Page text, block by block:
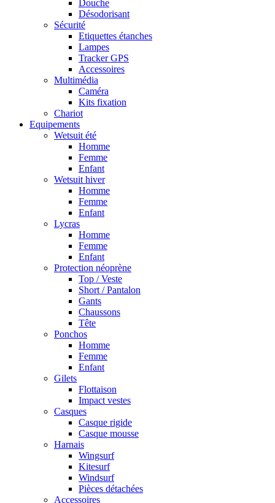
Douche
Désodorisant
Sécurité
Etiquettes étanches
Lampes
Tracker GPS
Accessoires
Multimédia
Caméra
Kits fixation
Chariot
Equipements
Wetsuit été
Homme
Femme
Enfant
Wetsuit hiver
Homme
Femme
Enfant
Lycras
Homme
Femme
Enfant
Protection néoprène
Top / Veste
Short / Pantalon
Gants
Chaussons
Tête
Ponchos
Homme
Femme
Enfant
Gilets
Flottaison
Impact vestes
Casques
Casque rigide
Casque mousse
Harnais
Wingsurf
Kitesurf
Windsurf
Pièces détachées
Accessoires